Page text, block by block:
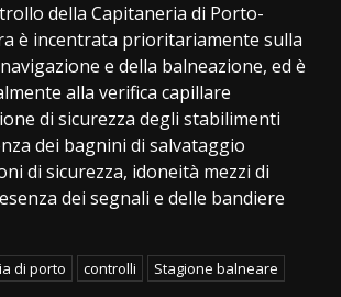
della Capitaneria di Porto-
è incentrata prioritariamente sulla
e della balneazione, ed è
alla verifica capillare
di sicurezza degli stabilimenti
dei bagnini di salvataggio
di sicurezza, idoneità mezzi di
dei segnali e delle bandiere
di porto controlli Stagione balneare